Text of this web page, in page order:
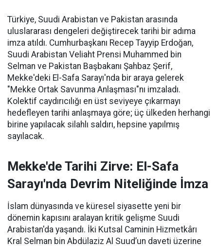
Türkiye, Suudi Arabistan ve Pakistan arasında
uluslararası dengeleri değiştirecek tarihi bir adıma
imza atıldı. Cumhurbaşkanı Recep Tayyip Erdoğan,
Suudi Arabistan Veliaht Prensi Muhammed bin
Selman ve Pakistan Başbakanı Şahbaz Şerif,
Mekke'deki El-Safa Sarayı'nda bir araya gelerek
"Mekke Ortak Savunma Anlaşması"nı imzaladı.
Kolektif caydırıcılığı en üst seviyeye çıkarmayı
hedefleyen tarihi anlaşmaya göre; üç ülkeden herhangi
birine yapılacak silahlı saldırı, hepsine yapılmış
sayılacak.
Mekke'de Tarihi Zirve: El-Safa
Sarayı'nda Devrim Niteliğinde İmza
İslam dünyasında ve küresel siyasette yeni bir
dönemin kapısını aralayan kritik gelişme Suudi
Arabistan'da yaşandı. İki Kutsal Caminin Hizmetkârı
Kral Selman bin Abdülaziz Al Suud’un daveti üzerine